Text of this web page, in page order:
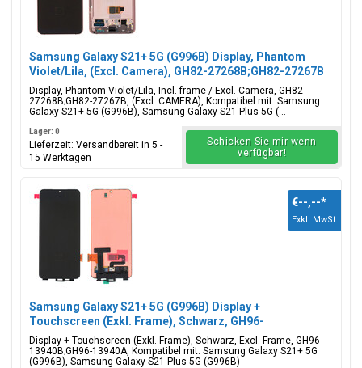
Samsung Galaxy S21+ 5G (G996B) Display, Phantom
Violet/Lila, (Excl. Camera), GH82-27268B;GH82-27267B
Display, Phantom Violet/Lila, Incl. frame / Excl. Camera, GH82-
27268B;GH82-27267B, (Excl. CAMERA), Kompatibel mit: Samsung
Galaxy S21+ 5G (G996B), Samsung Galaxy S21 Plus 5G (...
Lager: 0
Lieferzeit: Versandbereit in 5 -
15 Werktagen
Schicken Sie mir wenn
verfügbar!
Samsung Galaxy S21+ 5G (G996B) Display +
Touchscreen (Exkl. Frame), Schwarz, GH96-
13940B;GH96-13940A
Display + Touchscreen (Exkl. Frame), Schwarz, Excl. Frame, GH96-
13940B;GH96-13940A, Kompatibel mit: Samsung Galaxy S21+ 5G
(G996B), Samsung Galaxy S21 Plus 5G (G996B)
€--,--*
Exkl. MwSt.